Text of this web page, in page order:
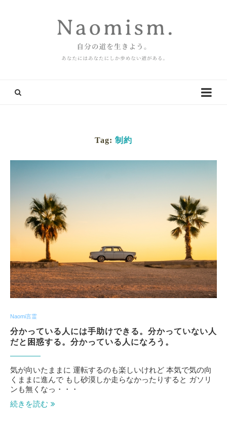
Tag: 制約
Naomi言霊
分かっている人には手助けできる。分かっていない人
だと困惑する。分かっている人になろう。
気が向いたままに 運転するのも楽しいけれど 本気で気の向
くままに進んで もし砂漠しか走らなかったりすると ガソリ
ンも無くなっ・・・
続きを読む